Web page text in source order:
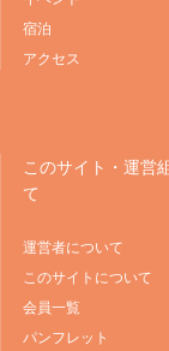
宿泊
アクセス
このサイト・運営
て
運営者について
このサイトについて
会員一覧
パンフレット